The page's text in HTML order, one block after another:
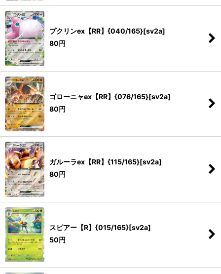
プクリンex【RR】{040/165}[sv2a]
80円
ゴローニャex【RR】{076/165}[sv2a]
80円
ガルーラex【RR】{115/165}[sv2a]
80円
スピアー【R】{015/165}[sv2a]
50円